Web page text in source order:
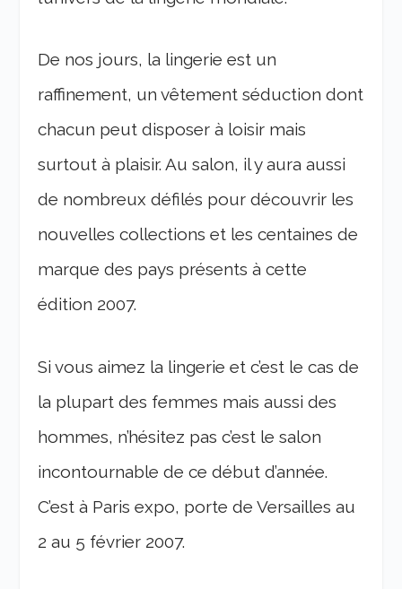
De nos jours, la lingerie est un
raffinement, un vêtement séduction dont
chacun peut disposer à loisir mais
surtout à plaisir. Au salon, il y aura aussi
de nombreux défilés pour découvrir les
nouvelles collections et les centaines de
marque des pays présents à cette
édition 2007.
Si vous aimez la lingerie et c’est le cas de
la plupart des femmes mais aussi des
hommes, n’hésitez pas c’est le salon
incontournable de ce début d’année.
C’est à Paris expo, porte de Versailles au
2 au 5 février 2007.